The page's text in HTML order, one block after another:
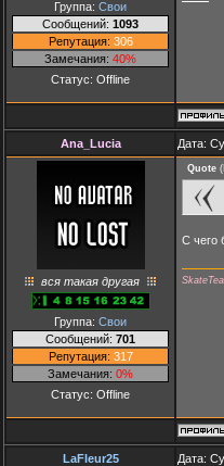
Группа: Свои
Сообщений: 1093
Репутация: 306
Замечания: 40%
Статус: Offline
Ana_Lucia Дата:
вся такая другая
Группа: Свои
Сообщений: 701
Репутация: 317
Замечания: 0%
Статус: Offline
Quote (
С чего
LaFleur25 Дата: